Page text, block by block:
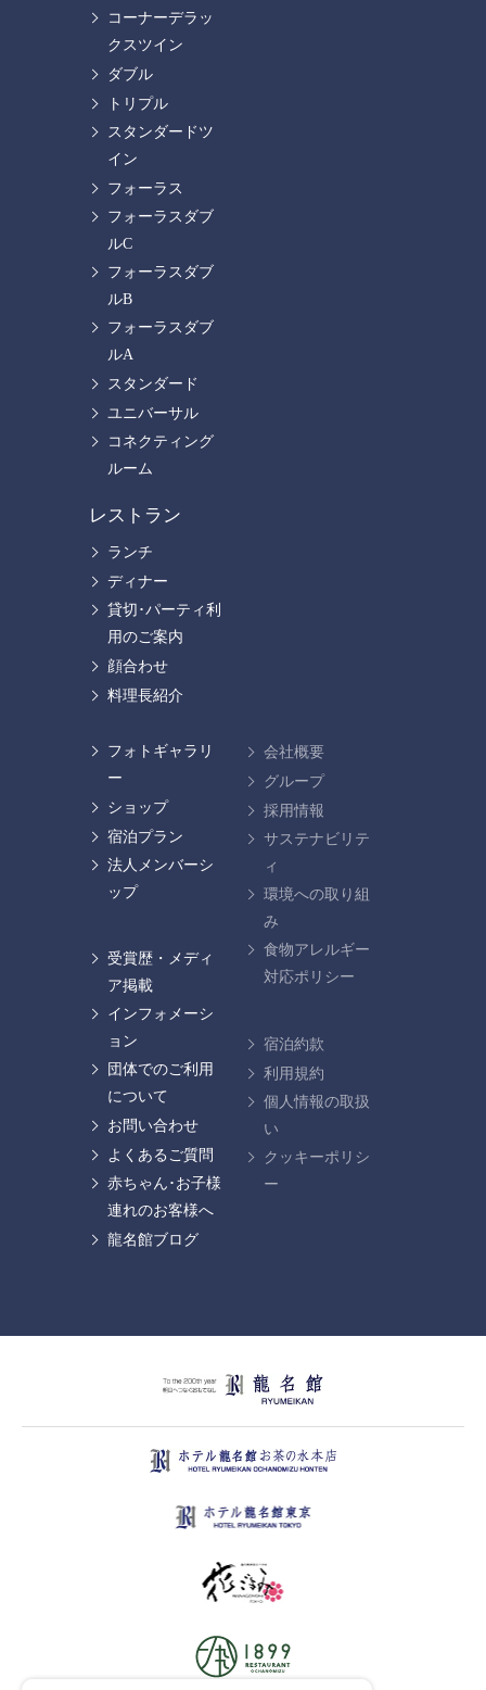
コーナーデラッ
クスツイン
ダブル
トリプル
スタンダードツ
イン
フォーラス
フォーラスダブ
ルC
フォーラスダブ
ルB
フォーラスダブ
ルA
スタンダード
ユニバーサル
コネクティング
ルーム
レストラン
ランチ
ディナー
貸切･パーティ利
用のご案内
顔合わせ
料理長紹介
フォトギャラリ
ー
ショップ
宿泊プラン
法人メンバーシ
ップ
受賞歴・メディ
ア掲載
インフォメーシ
ョン
団体でのご利用
について
お問い合わせ
よくあるご質問
赤ちゃん･お子様
連れのお客様へ
龍名館ブログ
会社概要
グループ
採用情報
サステナビリテ
ィ
環境への取り組
み
食物アレルギー
対応ポリシー
宿泊約款
利用規約
個人情報の取扱
い
クッキーポリシ
ー